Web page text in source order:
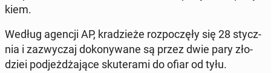
kiem.
Według agencji AP, kra­dzie­że roz­po­czę­ły się 28 stycz­
nia i za­zwy­czaj do­ko­ny­wa­ne są przez dwie pary zło­
dziei pod­jeż­dża­ją­ce sku­te­ra­mi do ofiar od tyłu.